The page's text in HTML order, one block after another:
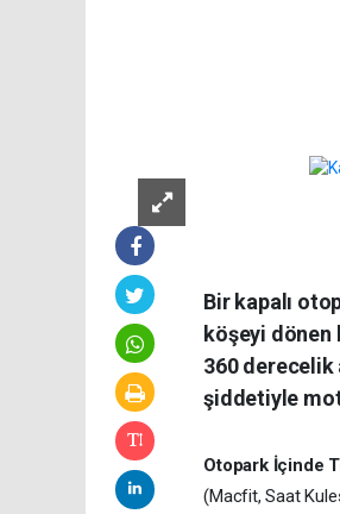
Bir kapalı
köşeyi dönen
360 derecelik
şiddetiyle
Otopark İçinde
(Macfit, Saat